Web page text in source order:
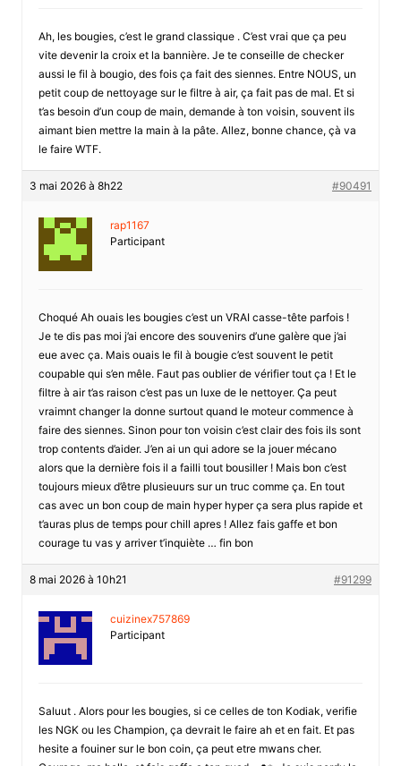
Ah, les bougies, c’est le grand classique . C’est vrai que ça peu
vite devenir la croix et la bannière. Je te conseille de checker
aussi le fil à bougio, des fois ça fait des siennes. Entre NOUS, un
petit coup de nettoyage sur le filtre à air, ça fait pas de mal. Et si
t’as besoin d’un coup de main, demande à ton voisin, souvent ils
aimant bien mettre la main à la pâte. Allez, bonne chance, çà va
le faire WTF.
3 mai 2026 à 8h22 #90491
rap1167
Participant
Choqué Ah ouais les bougies c’est un VRAI casse-tête parfois !
Je te dis pas moi j’ai encore des souvenirs d’une galère que j’ai
eue avec ça. Mais ouais le fil à bougie c’est souvent le petit
coupable qui s’en mêle. Faut pas oublier de vérifier tout ça ! Et le
filtre à air t’as raison c’est pas un luxe de le nettoyer. Ça peut
vraimnt changer la donne surtout quand le moteur commence à
faire des siennes. Sinon pour ton voisin c’est clair des fois ils sont
trop contents d’aider. J’en ai un qui adore se la jouer mécano
alors que la dernière fois il a failli tout bousiller ! Mais bon c’est
toujours mieux d’être plusieuurs sur un truc comme ça. En tout
cas avec un bon coup de main hyper hyper ça sera plus rapide et
t’auras plus de temps pour chill apres ! Allez fais gaffe et bon
courage tu vas y arriver t’inquiète … fin bon
8 mai 2026 à 10h21 #91299
cuizinex757869
Participant
Saluut . Alors pour les bougies, si ce celles de ton Kodiak, verifie
les NGK ou les Champion, ça devrait le faire ah et en fait. Et pas
hesite a fouiner sur le bon coin, ça peut etre mwans cher.